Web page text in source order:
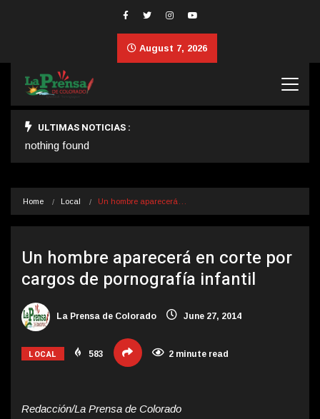
August 7, 2026
ULTIMAS NOTICIAS :
nothing found
Home Local Un hombre aparecerá…
Un hombre aparecerá en corte por
cargos de pornografía infantil
La Prensa de Colorado June 27, 2014
LOCAL 583 2 minute read
Redacción/La Prensa de Colorado